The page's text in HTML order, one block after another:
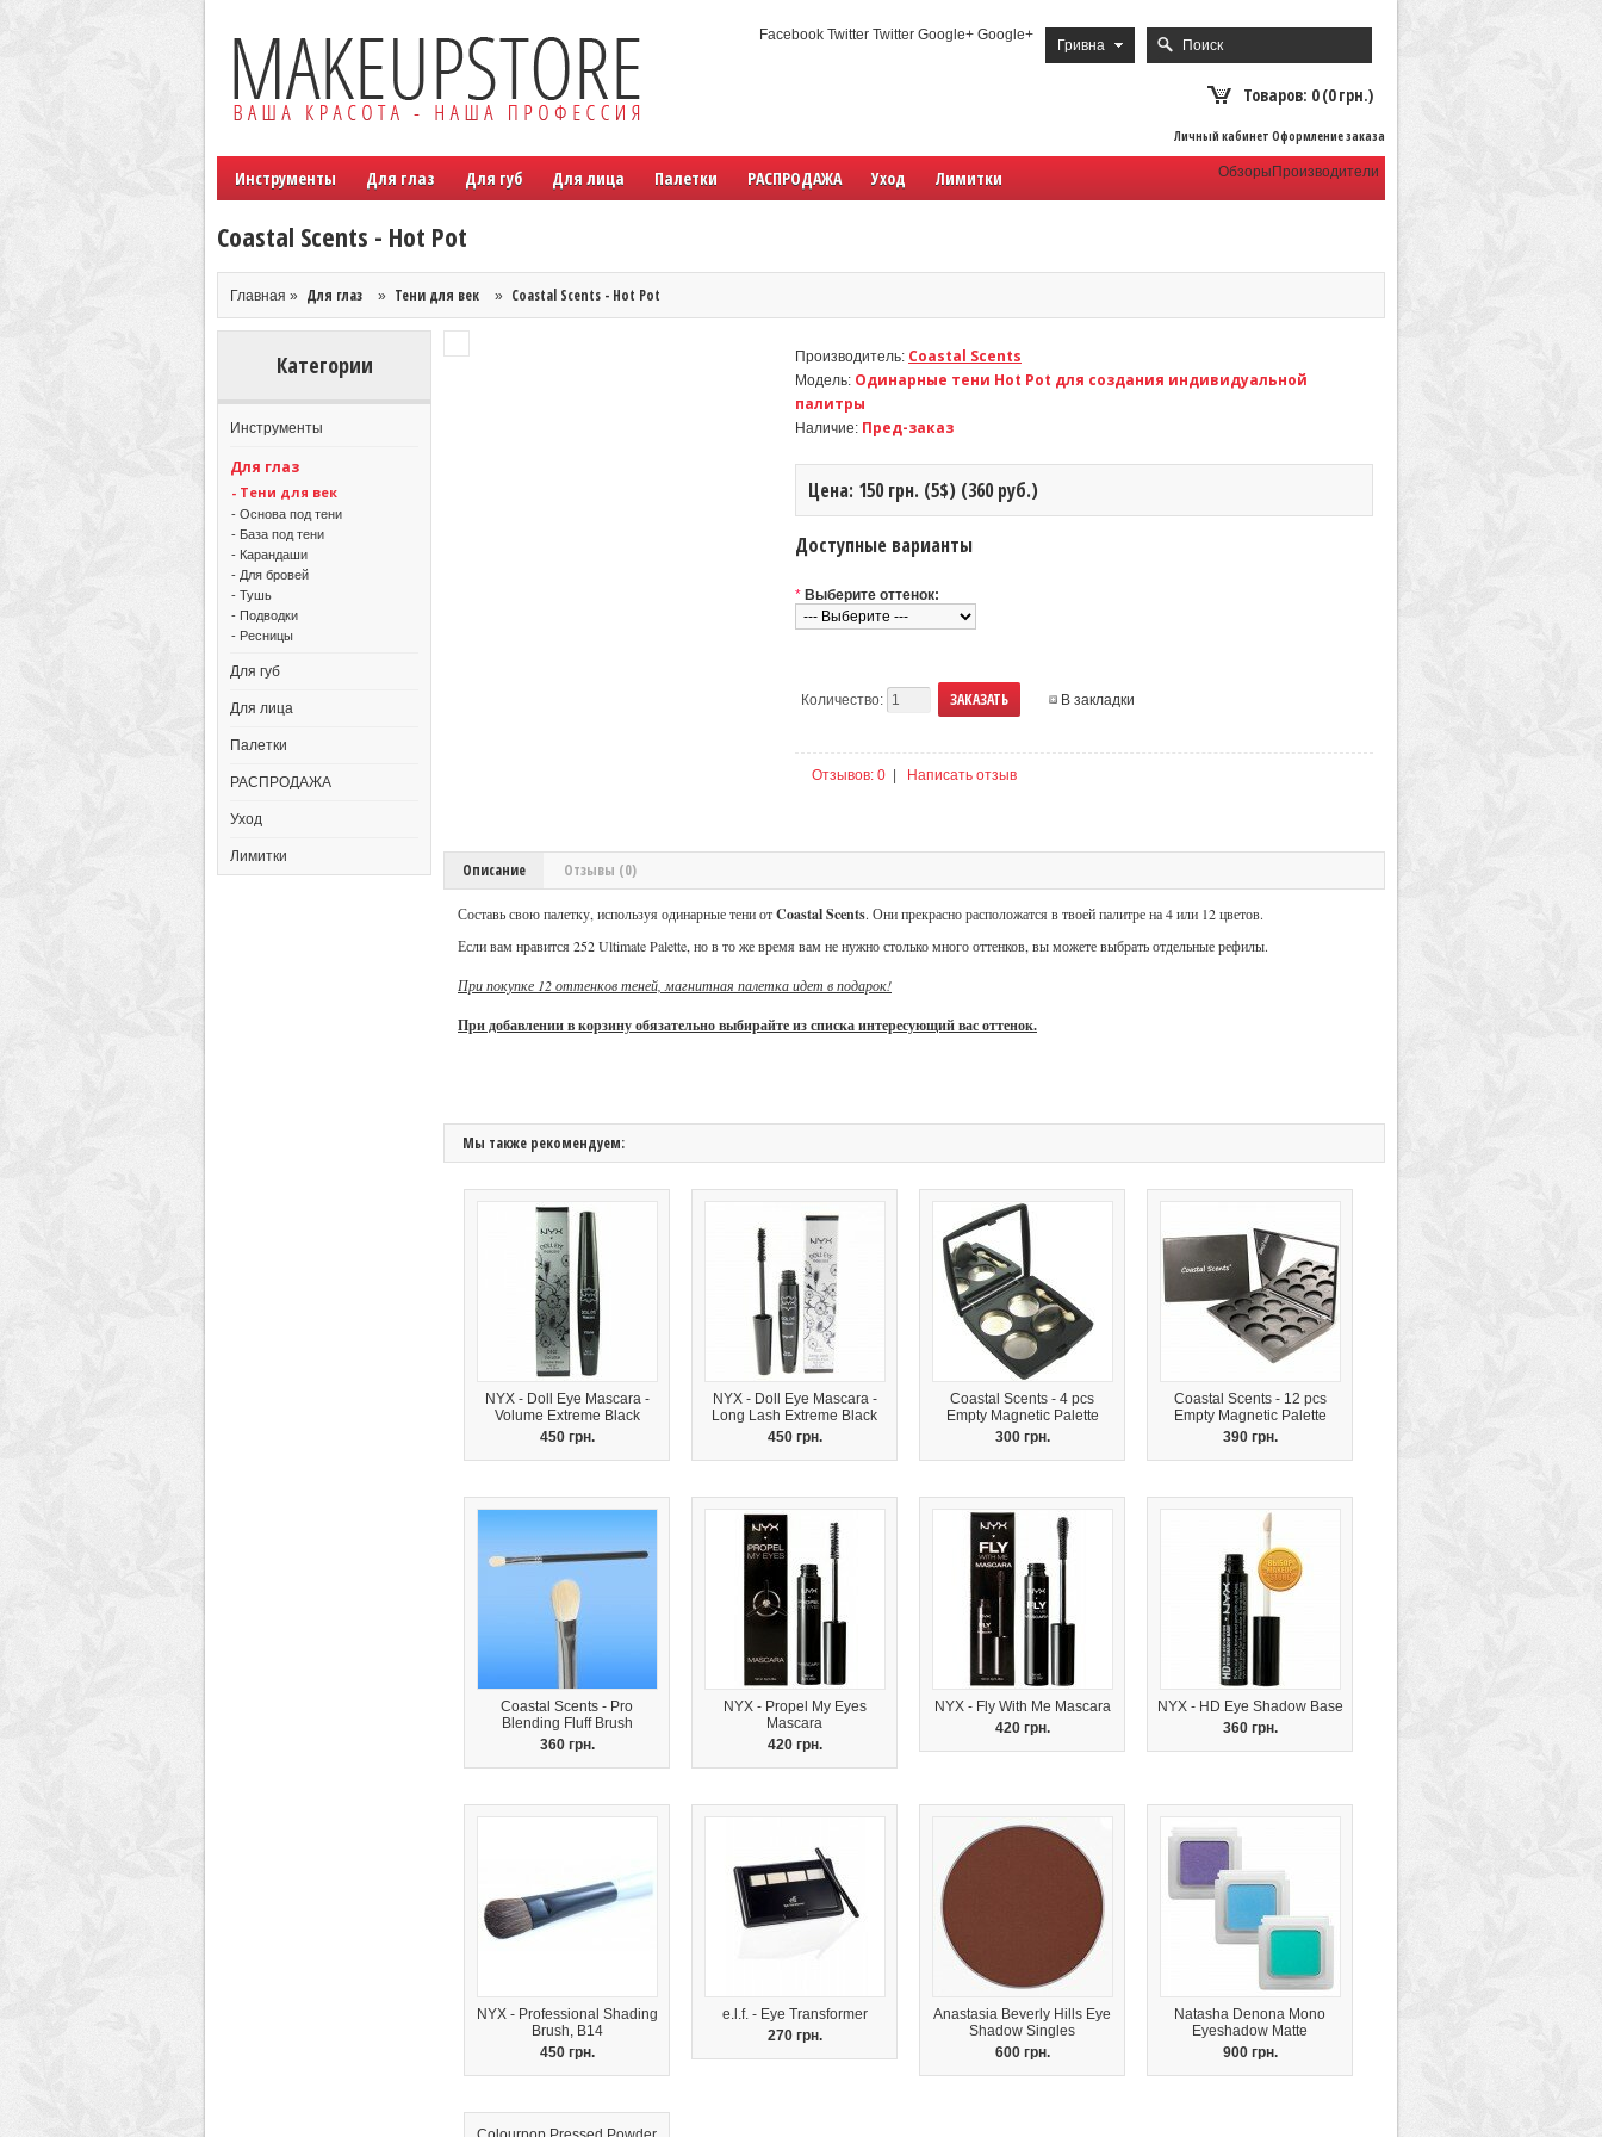
Гривна
Facebook Twitter Twitter Google+ Google+
Товаров: 0 (0 грн.)
Личный кабинет Оформление заказа
Инструменты Для глаз Для губ Для лица Палетки РАСПРОДАЖА Уход Лимитки Производители
Обзоры
Coastal Scents - Hot Pot
Главная » Для глаз » Тени для век » Coastal Scents - Hot Pot
Категории
Инструменты
Для глаз
- Тени для век
- Основа под тени
- База под тени
- Карандаши
- Для бровей
- Тушь
- Подводки
- Ресницы
Для губ
Для лица
Палетки
РАСПРОДАЖА
Уход
Лимитки
Производитель: Coastal Scents
Модель: Одинарные тени Hot Pot для создания индивидуальной
палитры
Наличие: Пред-заказ
Цена: 150 грн. (5$) (360 руб.)
Доступные варианты
* Выберите оттенок:
Количество: В закладки
Отзывов: 0 Написать отзыв
Описание Отзывы (0)
Составь свою палетку, используя одинарные тени отCoastal Scents. Они прекрасно расположатся в твоей палитре на 4 или 12 цветов.
Если вам нравится 252 Ultimate Palette, но в то же время вам не нужно столько много оттенков, вы можете выбрать отдельные рефилы.
При покупке 12 оттенков теней, магнитная палетка идет в подарок!
При добавлении в корзину обязательно выбирайте из списка интересующий вас оттенок.
Мы также рекомендуем:
NYX - Doll Eye Mascara -
Volume Extreme Black
450 грн.
NYX - Doll Eye Mascara -
Long Lash Extreme Black
450 грн.
Coastal Scents - 4 pcs
Empty Magnetic Palette
300 грн.
Coastal Scents - 12 pcs
Empty Magnetic Palette
390 грн.
Coastal Scents - Pro
Blending Fluff Brush
360 грн.
NYX - Propel My Eyes
Mascara
420 грн.
NYX - Fly With Me Mascara
420 грн.
NYX - HD Eye Shadow Base
360 грн.
NYX - Professional Shading
Brush, B14
450 грн.
e.l.f. - Eye Transformer
270 грн.
Anastasia Beverly Hills Eye
Shadow Singles
600 грн.
Natasha Denona Mono
Eyeshadow Matte
900 грн.